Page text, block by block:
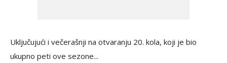
Uključujući i večerašnji na otvaranju 20. kola, koji je bio
ukupno peti ove sezone...